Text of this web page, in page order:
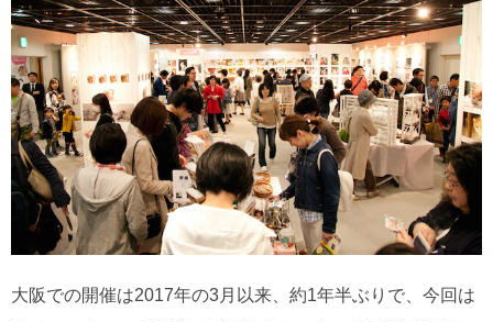
大阪での開催は2017年の3月以来、約1年半ぶりで、今回は